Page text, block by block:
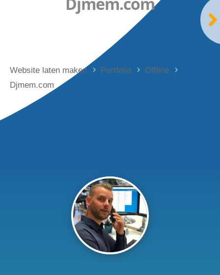
Website laten maken Portfolio
Offline
Djmem.com